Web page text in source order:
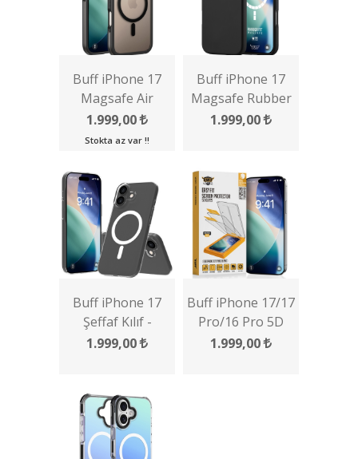
Buff iPhone 17
Magsafe Air
Bumper Kılıf
1.999,00
Stokta az var !!
Buff iPhone 17
Magsafe Rubber
Fit Silikon Kılıf
1.999,00
Buff iPhone 17
Şeffaf Kılıf -
Magsafe Air Fit
1.999,00
Buff iPhone 17/17
Pro/16 Pro 5D
Glass EasyFit
1.999,00